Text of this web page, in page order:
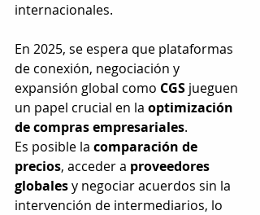
internacionales.
En 2025, se espera que plataformas
de conexión, negociación y
expansión global como CGS jueguen
un papel crucial en la optimización
de compras empresariales.
Es posible la comparación de
precios, acceder a proveedores
globales y negociar acuerdos sin la
intervención de intermediarios, lo